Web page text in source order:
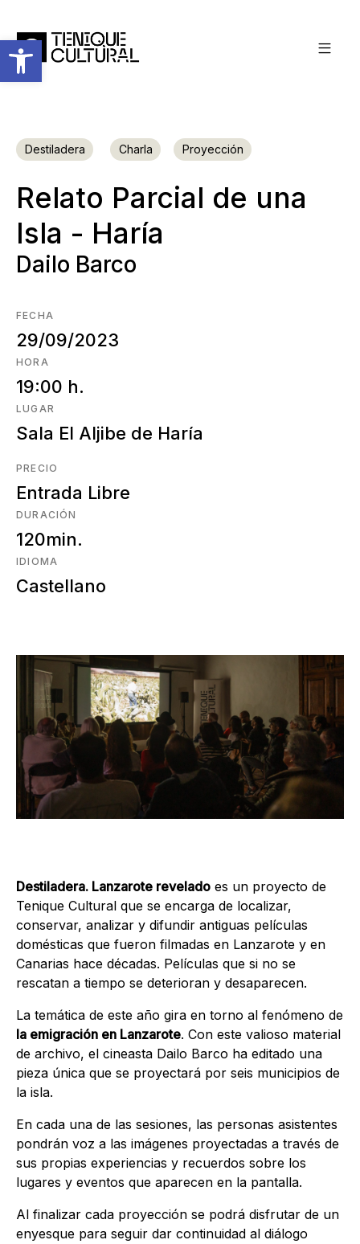
Abrir barra de herramientas
Destiladera Charla Proyección
Relato Parcial de una
Isla - Haría
Dailo Barco
FECHA
29/09/2023
HORA
19:00 h.
LUGAR
Sala El Aljibe de Haría
PRECIO
Entrada Libre
DURACIÓN
120min.
IDIOMA
Castellano
Destiladera. Lanzarote revelado es un proyecto de
Tenique Cultural que se encarga de localizar,
conservar, analizar y difundir antiguas películas
domésticas que fueron filmadas en Lanzarote y en
Canarias hace décadas. Películas que si no se
rescatan a tiempo se deterioran y desaparecen.
La temática de este año gira en torno al fenómeno de
la emigración en Lanzarote. Con este valioso material
de archivo, el cineasta Dailo Barco ha editado una
pieza única que se proyectará por seis municipios de
la isla.
En cada una de las sesiones, las personas asistentes
pondrán voz a las imágenes proyectadas a través de
sus propias experiencias y recuerdos sobre los
lugares y eventos que aparecen en la pantalla.
Al finalizar cada proyección se podrá disfrutar de un
enyesque para seguir dar continuidad al diálogo